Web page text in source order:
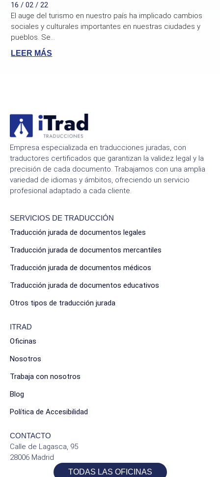
16 / 02 / 22
El auge del turismo en nuestro país ha implicado cambios
sociales y culturales importantes en nuestras ciudades y
pueblos. Se...
LEER MÁS
Empresa especializada en traducciones juradas, con
traductores certificados que garantizan la validez legal y la
precisión de cada documento. Trabajamos con una amplia
variedad de idiomas y ámbitos, ofreciendo un servicio
profesional adaptado a cada cliente.
SERVICIOS DE TRADUCCIÓN
Traducción jurada de documentos legales
Traducción jurada de documentos mercantiles
Traducción jurada de documentos médicos
Traducción jurada de documentos educativos
Otros tipos de traducción jurada
ITRAD
Oficinas
Nosotros
Trabaja con nosotros
Blog
Política de Accesibilidad
CONTACTO
Calle de Lagasca, 95
28006 Madrid
TODAS LAS OFICINAS